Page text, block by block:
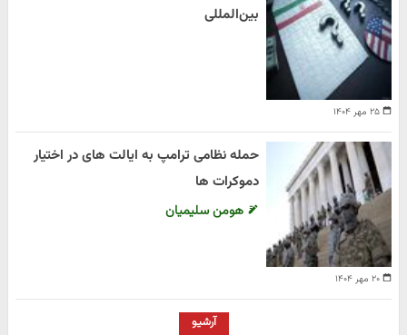
۲۵ مهر ۱۴۰۴
بین‌المللی
۲۰ مهر ۱۴۰۴
حمله نظامی ترامپ به ایالت های در اختیار
دموکرات ها
هومن سلیمیان
آرشیو